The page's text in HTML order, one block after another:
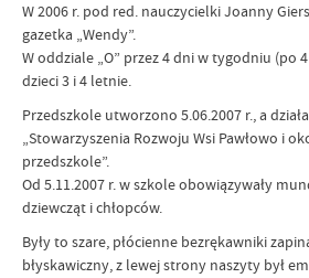
W 2006 r. pod red. nauczycielki Joanny
gazetka „Wendy”.
W oddziale „O” przez 4 dni w tygodniu (po
dzieci 3 i 4 letnie.
Przedszkole utworzono 5.06.2007 r., a
„Stowarzyszenia Rozwoju Wsi Pawłowo i
przedszkole”.
Od 5.11.2007 r. w szkole obowiązywały
dziewcząt i chłopców.
Były to szare, płócienne bezrękawniki
błyskawiczny, z lewej strony naszyty był